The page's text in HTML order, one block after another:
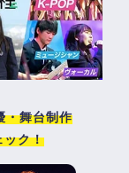
・舞台制作
ック！